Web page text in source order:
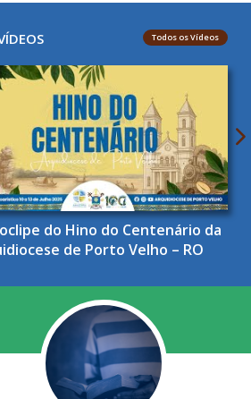
Todos os Vídeos
do Hino do Centenário da
de Porto Velho – RO